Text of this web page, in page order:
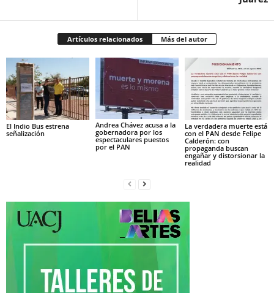
Artículos relacionados Más del autor
El Indio Bus estrena
señalización
Andrea Chávez acusa a la
gobernadora por los
espectaculares puestos
por el PAN
La verdadera muerte está
con el PAN desde Felipe
Calderón: con
propaganda buscan
engañar y distorsionar la
realidad